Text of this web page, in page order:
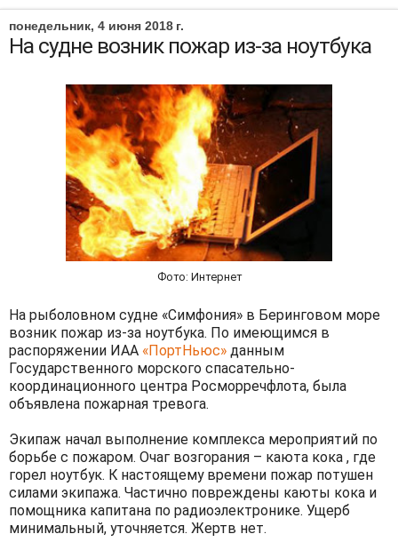
понедельник, 4 июня 2018 г.
На судне возник пожар из-за ноутбука
Фото: Интернет
На рыболовном судне «Симфония» в Беринговом море
возник пожар из-за ноутбука. По имеющимся в
распоряжении ИАА «ПортНьюс» данным
Государственного морского спасательно-
координационного центра Росморречфлота, была
объявлена пожарная тревога.
Экипаж начал выполнение комплекса мероприятий по
борьбе с пожаром. Очаг возгорания – каюта кока , где
горел ноутбук. К настоящему времени пожар потушен
силами экипажа. Частично повреждены каюты кока и
помощника капитана по радиоэлектронике. Ущерб
минимальный, уточняется. Жертв нет.